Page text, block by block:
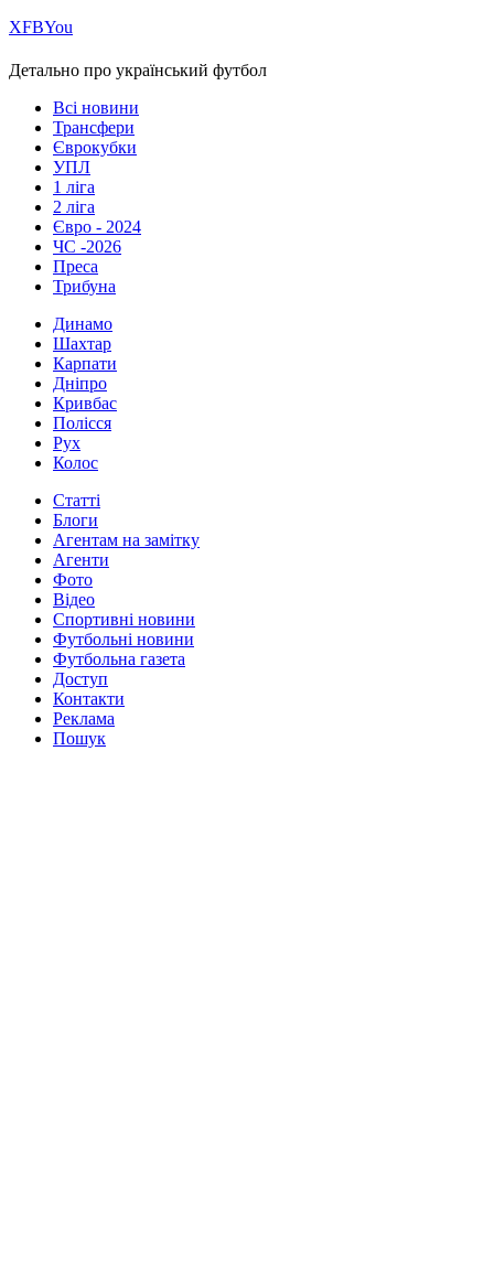
ХFBYou
Детально про український футбол
Всі новини
Трансфери
Єврокубки
УПЛ
1 ліга
2 ліга
Євро - 2024
ЧС -2026
Преса
Трибуна
Динамо
Шахтар
Карпати
Дніпро
Кривбас
Полісся
Рух
Колос
Статті
Блоги
Агентам на замітку
Агенти
Фото
Відео
Спортивні новини
Футбольні новини
Футбольна газета
Доступ
Контакти
Реклама
Пошук